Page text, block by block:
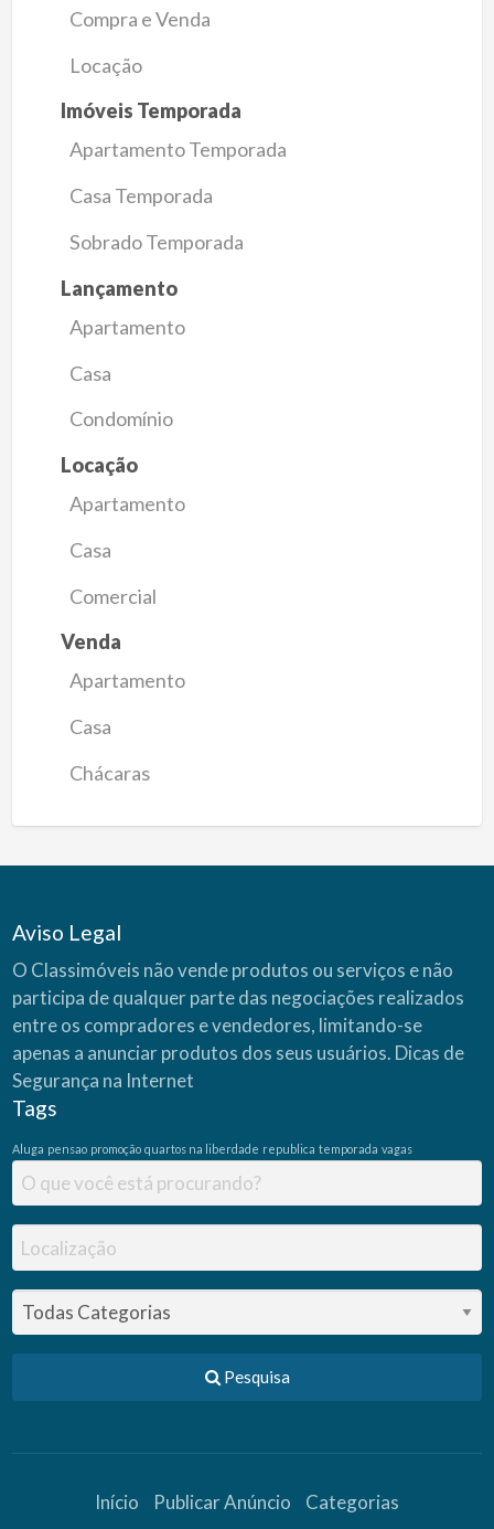
Compra e Venda
Locação
Imóveis Temporada
Apartamento Temporada
Casa Temporada
Sobrado Temporada
Lançamento
Apartamento
Casa
Condomínio
Locação
Apartamento
Casa
Comercial
Venda
Apartamento
Casa
Chácaras
Aviso Legal
O Classimóveis não vende produtos ou serviços e não
participa de qualquer parte das negociações realizados
entre os compradores e vendedores, limitando-se
apenas a anunciar produtos dos seus usuários. Dicas de
Segurança na Internet
Tags
Aluga pensao promoção quartos na liberdade republica temporada vagas
Pesquisa
Início Publicar Anúncio Categorias